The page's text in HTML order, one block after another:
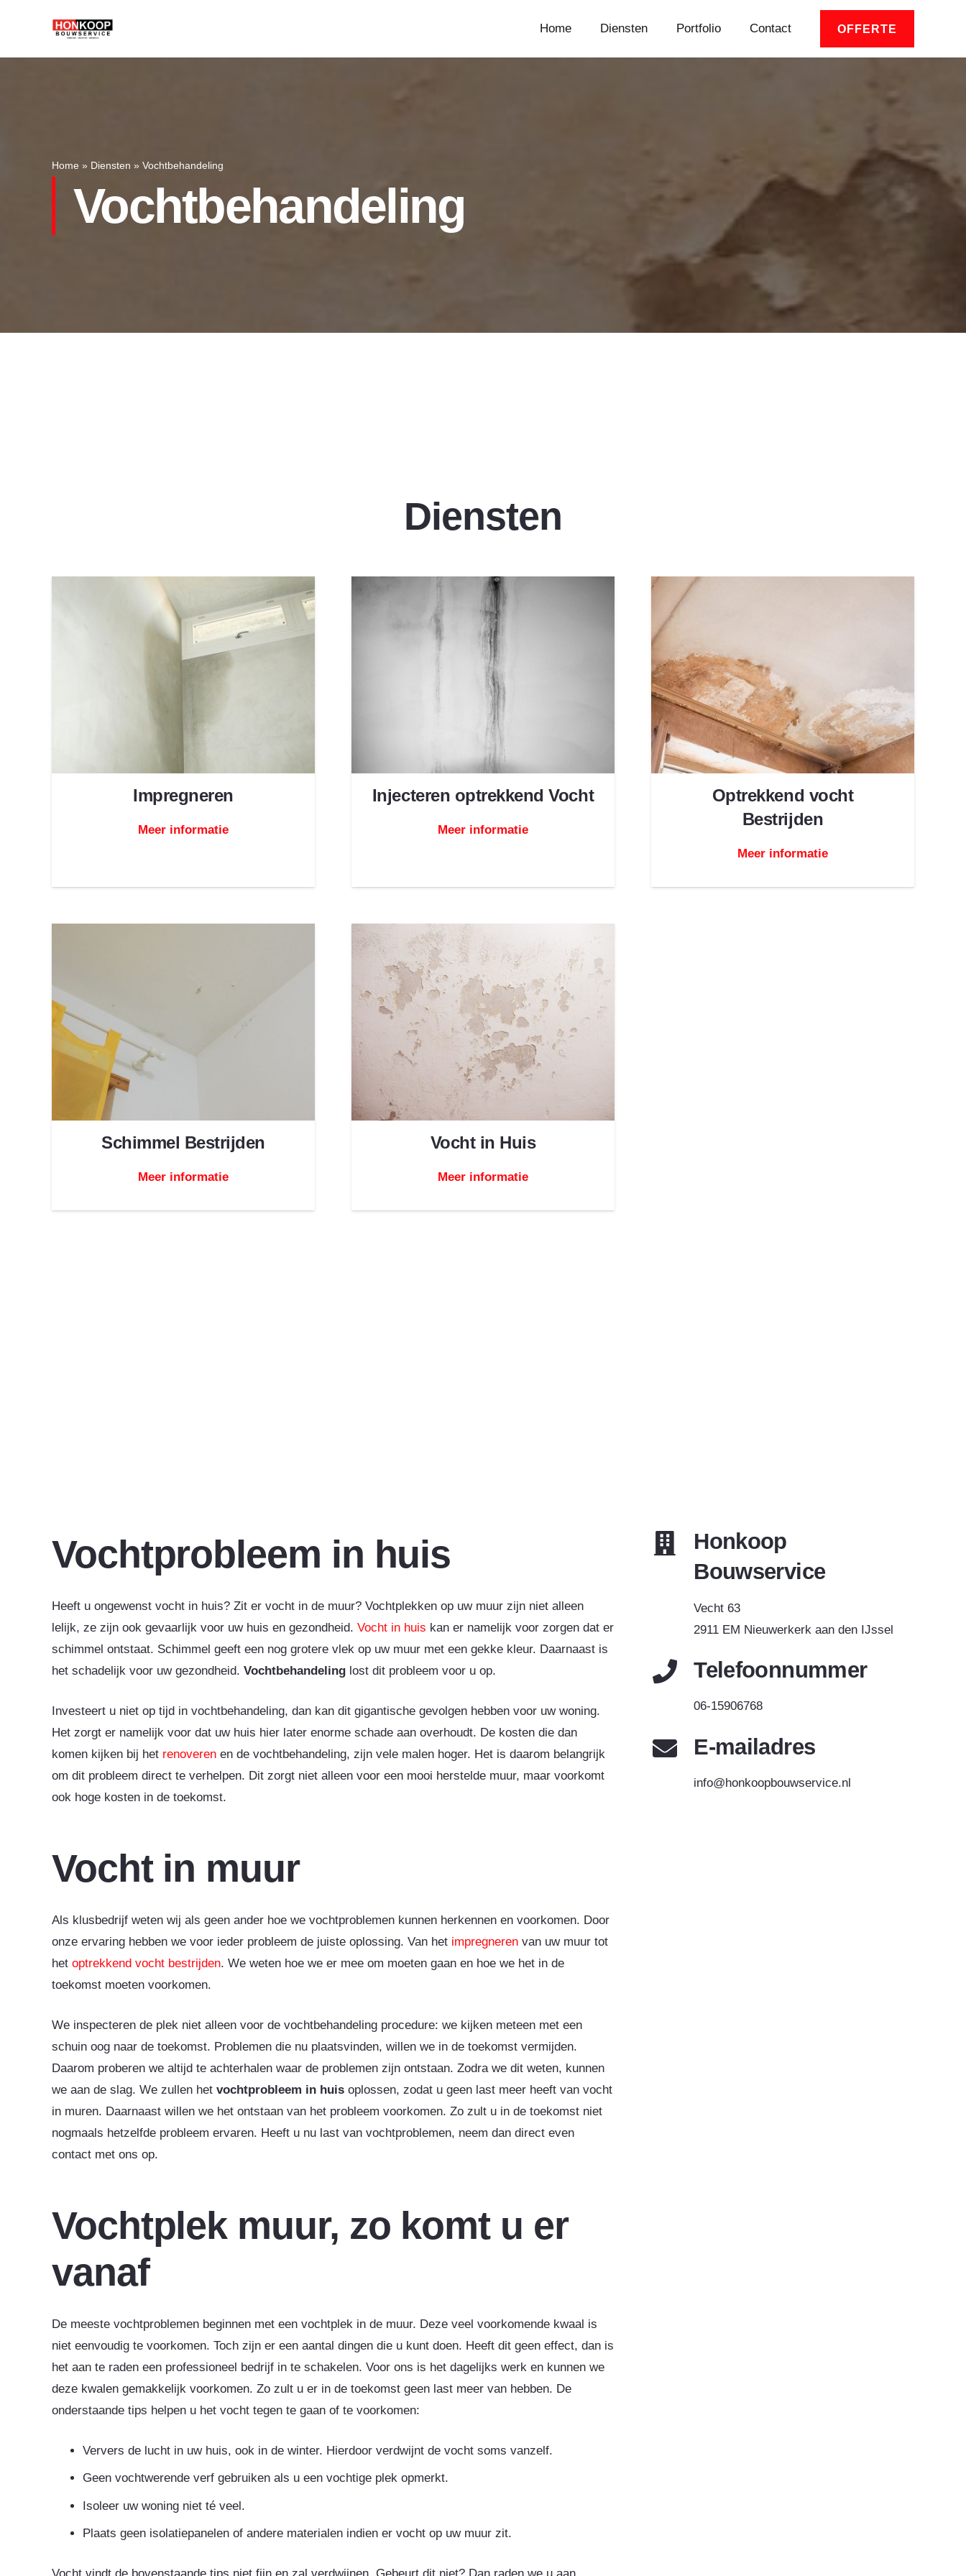
Home Diensten Portfolio Contact OFFERTE
Home » Diensten » Vochtbehandeling
Vochtbehandeling
Diensten
Impregneren
Meer informatie
Injecteren optrekkend Vocht
Meer informatie
Optrekkend vocht
Bestrijden
Meer informatie
Schimmel Bestrijden
Meer informatie
Vocht in Huis
Meer informatie
Vochtprobleem in huis
Heeft u ongewenst vocht in huis? Zit er vocht in de muur? Vochtplekken op uw muur zijn niet alleen
lelijk, ze zijn ook gevaarlijk voor uw huis en gezondheid. Vocht in huis kan er namelijk voor zorgen dat er
schimmel ontstaat. Schimmel geeft een nog grotere vlek op uw muur met een gekke kleur. Daarnaast is
het schadelijk voor uw gezondheid. Vochtbehandeling lost dit probleem voor u op.
Investeert u niet op tijd in vochtbehandeling, dan kan dit gigantische gevolgen hebben voor uw woning.
Het zorgt er namelijk voor dat uw huis hier later enorme schade aan overhoudt. De kosten die dan
komen kijken bij het renoveren en de vochtbehandeling, zijn vele malen hoger. Het is daarom belangrijk
om dit probleem direct te verhelpen. Dit zorgt niet alleen voor een mooi herstelde muur, maar voorkomt
ook hoge kosten in de toekomst.
Vocht in muur
Als klusbedrijf weten wij als geen ander hoe we vochtproblemen kunnen herkennen en voorkomen. Door
onze ervaring hebben we voor ieder probleem de juiste oplossing. Van het impregneren van uw muur tot
het optrekkend vocht bestrijden. We weten hoe we er mee om moeten gaan en hoe we het in de
toekomst moeten voorkomen.
We inspecteren de plek niet alleen voor de vochtbehandeling procedure: we kijken meteen met een
schuin oog naar de toekomst. Problemen die nu plaatsvinden, willen we in de toekomst vermijden.
Daarom proberen we altijd te achterhalen waar de problemen zijn ontstaan. Zodra we dit weten, kunnen
we aan de slag. We zullen het vochtprobleem in huis oplossen, zodat u geen last meer heeft van vocht
in muren. Daarnaast willen we het ontstaan van het probleem voorkomen. Zo zult u in de toekomst niet
nogmaals hetzelfde probleem ervaren. Heeft u nu last van vochtproblemen, neem dan direct even
contact met ons op.
Vochtplek muur, zo komt u er
vanaf
De meeste vochtproblemen beginnen met een vochtplek in de muur. Deze veel voorkomende kwaal is
niet eenvoudig te voorkomen. Toch zijn er een aantal dingen die u kunt doen. Heeft dit geen effect, dan is
het aan te raden een professioneel bedrijf in te schakelen. Voor ons is het dagelijks werk en kunnen we
deze kwalen gemakkelijk voorkomen. Zo zult u er in de toekomst geen last meer van hebben. De
onderstaande tips helpen u het vocht tegen te gaan of te voorkomen:
Ververs de lucht in uw huis, ook in de winter. Hierdoor verdwijnt de vocht soms vanzelf.
Geen vochtwerende verf gebruiken als u een vochtige plek opmerkt.
Isoleer uw woning niet té veel.
Plaats geen isolatiepanelen of andere materialen indien er vocht op uw muur zit.
Vocht vindt de bovenstaande tips niet fijn en zal verdwijnen. Gebeurt dit niet? Dan raden we u aan
Honkoop
Bouwservice
Vecht 63
2911 EM Nieuwerkerk aan den IJssel
Telefoonnummer
06-15906768
E-mailadres
info@honkoopbouwservice.nl